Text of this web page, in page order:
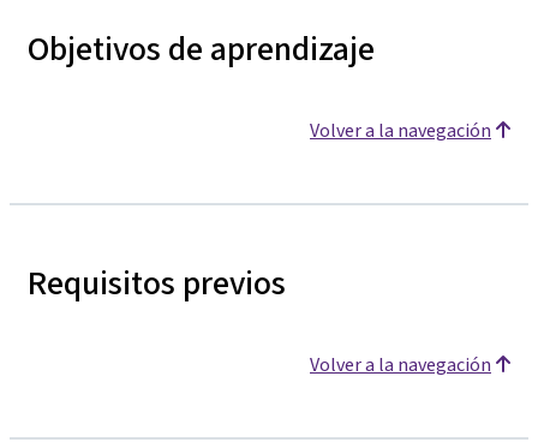
Objetivos de aprendizaje
Volver a la navegación
Requisitos previos
Volver a la navegación